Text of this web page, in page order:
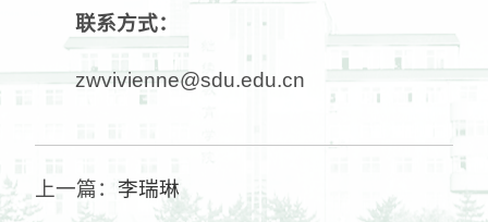
联系方式：
zwvivienne@sdu.edu.cn
上一篇： 李瑞琳